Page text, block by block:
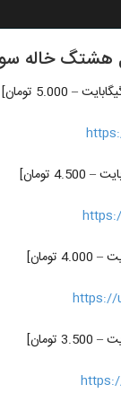
هشتگ خاله
https://